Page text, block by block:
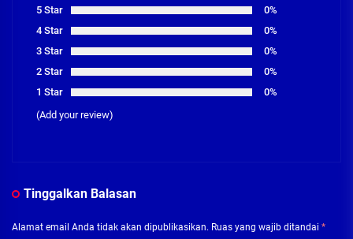
5 Star
0%
4 Star
0%
3 Star
0%
2 Star
0%
1 Star
0%
(Add your review)
Tinggalkan Balasan
Alamat email Anda tidak akan dipublikasikan. Ruas yang wajib ditandai *